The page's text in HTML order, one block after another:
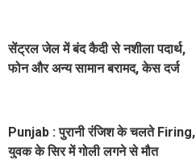
सेंट्रल जेल में बंद कैदी से नशीला पदार्थ,
फोन और अन्य सामान बरामद, केस दर्ज
Punjab : पुरानी रंजिश के चलते Firing,
युवक के सिर में गोली लगने से मौत